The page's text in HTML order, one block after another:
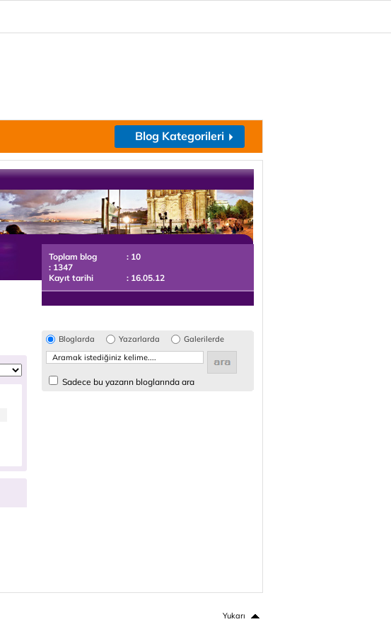
Blog Kategorileri
Toplam blog
: 10
: 1347
Kayıt tarihi
: 16.05.12
Bloglarda Yazarlarda Galerilerde
Sadece bu yazarın bloglarında ara
Yukarı